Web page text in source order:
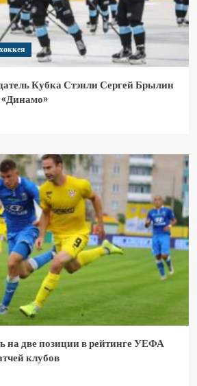
Кубка Стэнли Сергей Брылин
«Динамо»
на две позиции в рейтинге УЕФА
клубов